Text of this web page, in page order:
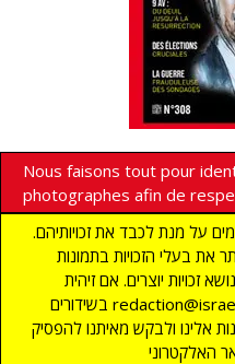
Nous faisons tout pour
photographes afin de
על מנת לכבד את זכויותיהם.
את בעלי הזכויות בתמונות
כנדרש בסעיף 27א בנושא זכויות יוצרים. אם זיהית
בשידורים redaction@israelmagazine.co.il שלנו תמונה שאתה
אלינו ולבקש מאיתנו להפסיק
האלקטרוני